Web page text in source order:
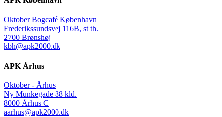
Oktober Bogcafé København
Frederikssundsvej 116B, st th.
2700 Brønshøj
kbh@apk2000.dk
APK Århus
Oktober - Århus
Ny Munkegade 88 kld.
8000 Århus C
aarhus@apk2000.dk